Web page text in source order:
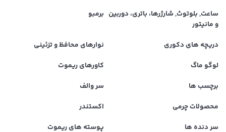
ساعت, بلوتوث, شارژرها، باتری، دوربین
و مانیتور
برمبو
دریچه های دکوری
نوارهای محافظ و تزئینی
لوگو ماگ
کاورهای ریموت
برچسب ها
سر والف
محصولات چرمی
اکستندر
سر دنده ها
پوسته های ریموت